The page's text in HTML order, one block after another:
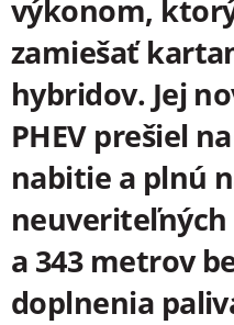
výkonom,
zamiešať
hybridov. Jej
PHEV prešiel
nabitie a plnú
a 343 metrov
doplnenia